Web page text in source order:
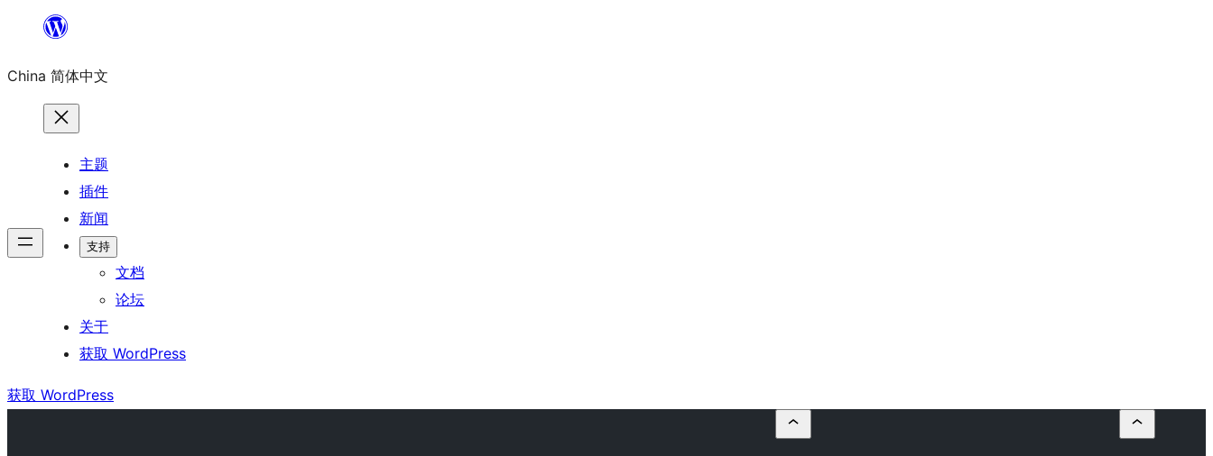
内
China 简体中文
主题
插件
新闻
支持
文档
论坛
关于
获取 WordPress
获取 WordPress